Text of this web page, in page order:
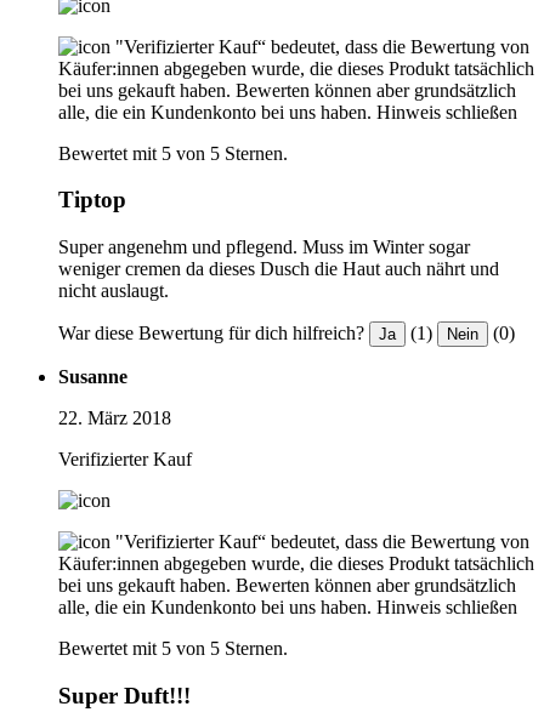
"Verifizierter Kauf“ bedeutet, dass die Bewertung von
Käufer:innen abgegeben wurde, die dieses Produkt tatsächlich
bei uns gekauft haben. Bewerten können aber grundsätzlich
alle, die ein Kundenkonto bei uns haben. Hinweis schließen
Bewertet mit 5 von 5 Sternen.
Tiptop
Super angenehm und pflegend. Muss im Winter sogar
weniger cremen da dieses Dusch die Haut auch nährt und
nicht auslaugt.
War diese Bewertung für dich hilfreich? Ja (1) Nein (0)
Susanne
22. März 2018
Verifizierter Kauf
"Verifizierter Kauf“ bedeutet, dass die Bewertung von
Käufer:innen abgegeben wurde, die dieses Produkt tatsächlich
bei uns gekauft haben. Bewerten können aber grundsätzlich
alle, die ein Kundenkonto bei uns haben. Hinweis schließen
Bewertet mit 5 von 5 Sternen.
Super Duft!!!